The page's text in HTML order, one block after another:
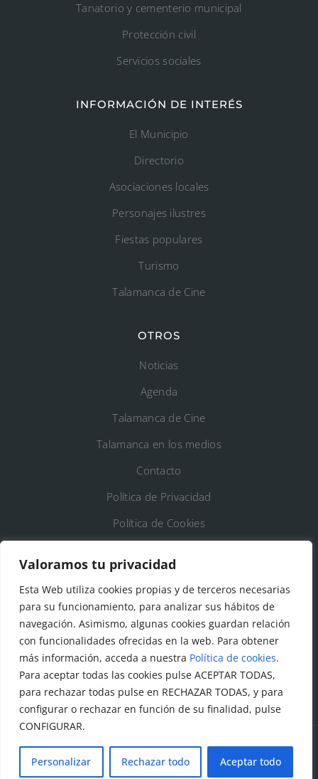
Valoramos tu privacidad
Esta Web utiliza cookies propias y de terceros necesarias
para su funcionamiento, para analizar sus hábitos de
navegación. Asimismo, algunas cookies guardan relación
con funcionalidades ofrecidas en la web. Para obtener
más información, acceda a nuestra Política de cookies.
Para aceptar todas las cookies pulse ACEPTAR TODAS,
para rechazar todas pulse en RECHAZAR TODAS, y para
configurar o rechazar en función de su finalidad, pulse
CONFIGURAR.
Personalizar Rechazar todo Aceptar todo
Tanatorio y cementerio municipal
Protección civil
Servicios sociales
INFORMACIÓN DE INTERÉS
El Municipio
Directorio
Asociaciones locales
Personajes ilustres
Fiestas populares
Turismo
Talamanca de Cine
OTROS
Noticias
Agenda
Talamanca de Cine
Talamanca en los medios
Contacto
Política de Privacidad
Política de Cookies
DATOS DE CONTACTO
Ayto. de Talamanca de Jarama
C/Fuente del Arca, 19 28160 Talamanca de
Jarama (Madrid)
© Todos los derechos reservados. Ayuntamiento Talamanca